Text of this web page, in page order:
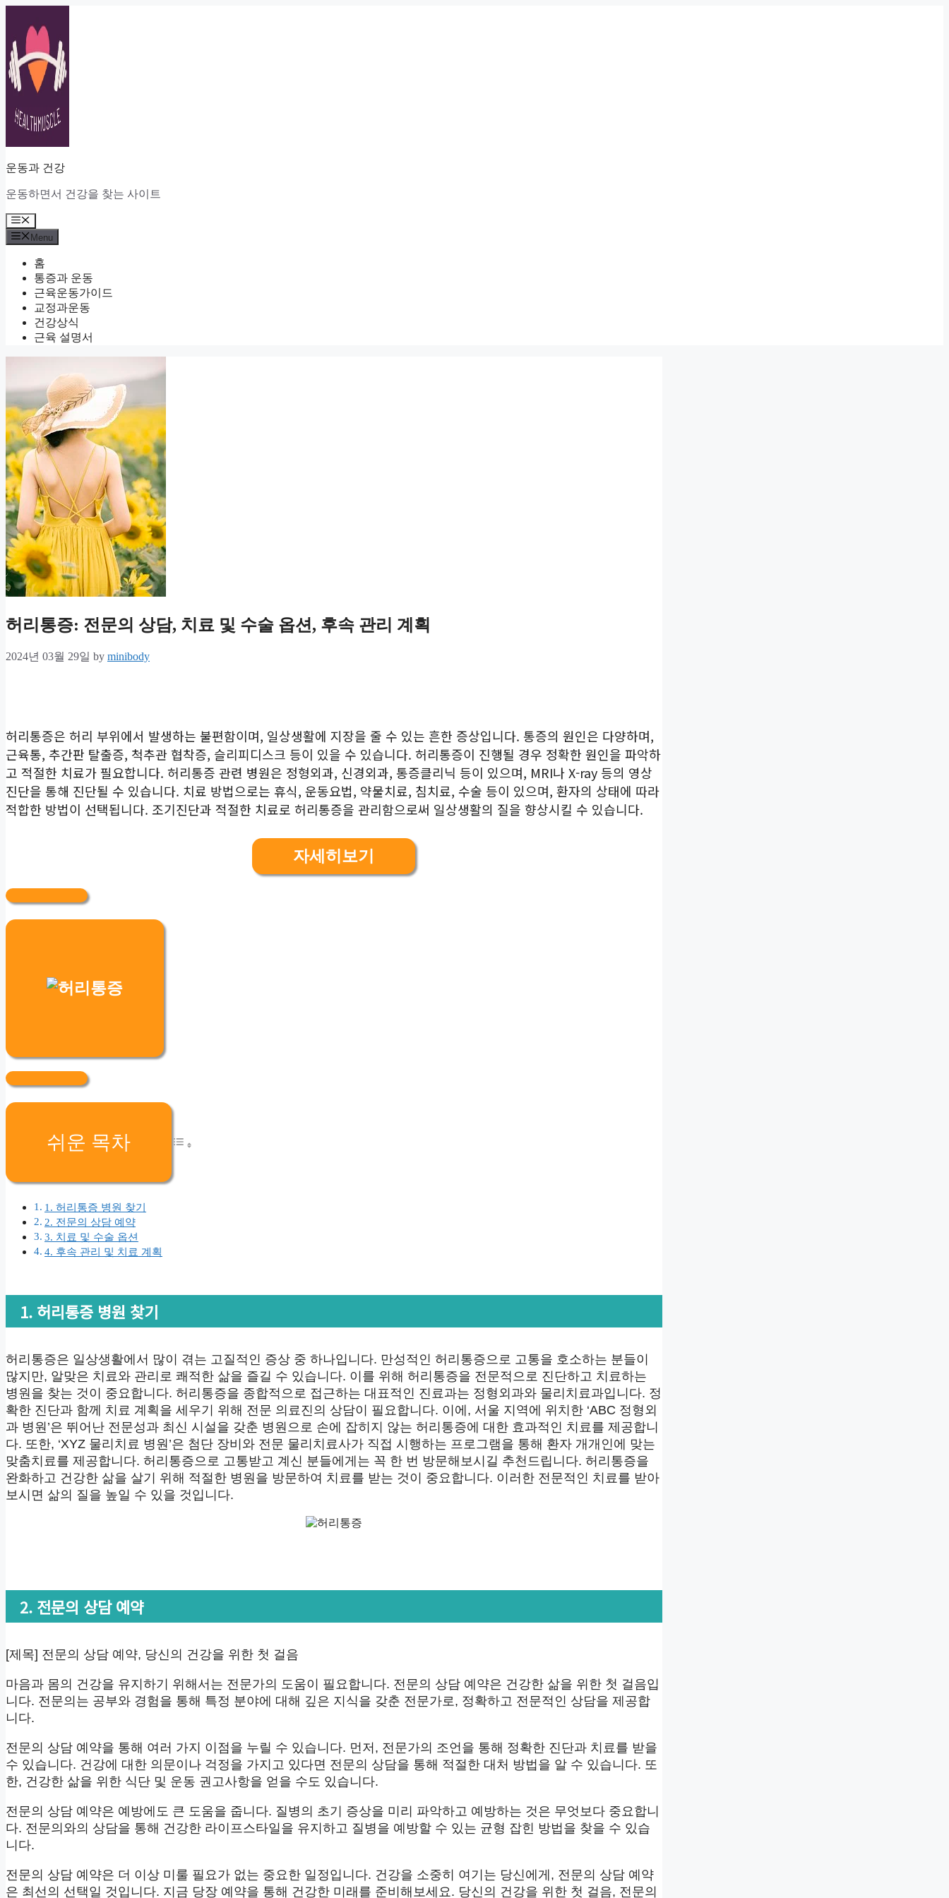
content
운동과 건강
운동하면서 건강을 찾는 사이트
Menu
Menu
홈
통증과 운동
근육운동가이드
교정과운동
건강상식
근육 설명서
허리통증: 전문의 상담, 치료 및 수술 옵션, 후속 관리 계획
2024년 03월 29일 by minibody
허리통증은 허리 부위에서 발생하는 불편함이며, 일상생활에 지장을 줄 수 있는 흔한 증상입니다. 통증의 원인은 다양하며,
근육통, 추간판 탈출증, 척추관 협착증, 슬리피디스크 등이 있을 수 있습니다. 허리통증이 진행될 경우 정확한 원인을 파악하
고 적절한 치료가 필요합니다. 허리통증 관련 병원은 정형외과, 신경외과, 통증클리닉 등이 있으며, MRI나 X-ray 등의 영상
진단을 통해 진단될 수 있습니다. 치료 방법으로는 휴식, 운동요법, 약물치료, 침치료, 수술 등이 있으며, 환자의 상태에 따라
적합한 방법이 선택됩니다. 조기진단과 적절한 치료로 허리통증을 관리함으로써 일상생활의 질을 향상시킬 수 있습니다.
자세히보기
쉬운 목차
1. 허리통증 병원 찾기
2. 전문의 상담 예약
3. 치료 및 수술 옵션
4. 후속 관리 및 치료 계획
1. 허리통증 병원 찾기
허리통증은 일상생활에서 많이 겪는 고질적인 증상 중 하나입니다. 만성적인 허리통증으로 고통을 호소하는 분들이
많지만, 알맞은 치료와 관리로 쾌적한 삶을 즐길 수 있습니다. 이를 위해 허리통증을 전문적으로 진단하고 치료하는
병원을 찾는 것이 중요합니다. 허리통증을 종합적으로 접근하는 대표적인 진료과는 정형외과와 물리치료과입니다. 정
확한 진단과 함께 치료 계획을 세우기 위해 전문 의료진의 상담이 필요합니다. 이에, 서울 지역에 위치한 ‘ABC 정형외
과 병원’은 뛰어난 전문성과 최신 시설을 갖춘 병원으로 손에 잡히지 않는 허리통증에 대한 효과적인 치료를 제공합니
다. 또한, ‘XYZ 물리치료 병원’은 첨단 장비와 전문 물리치료사가 직접 시행하는 프로그램을 통해 환자 개개인에 맞는
맞춤치료를 제공합니다. 허리통증으로 고통받고 계신 분들에게는 꼭 한 번 방문해보시길 추천드립니다. 허리통증을
완화하고 건강한 삶을 살기 위해 적절한 병원을 방문하여 치료를 받는 것이 중요합니다. 이러한 전문적인 치료를 받아
보시면 삶의 질을 높일 수 있을 것입니다.
2. 전문의 상담 예약
[제목] 전문의 상담 예약, 당신의 건강을 위한 첫 걸음
마음과 몸의 건강을 유지하기 위해서는 전문가의 도움이 필요합니다. 전문의 상담 예약은 건강한 삶을 위한 첫 걸음입
니다. 전문의는 공부와 경험을 통해 특정 분야에 대해 깊은 지식을 갖춘 전문가로, 정확하고 전문적인 상담을 제공합
니다.
전문의 상담 예약을 통해 여러 가지 이점을 누릴 수 있습니다. 먼저, 전문가의 조언을 통해 정확한 진단과 치료를 받을
수 있습니다. 건강에 대한 의문이나 걱정을 가지고 있다면 전문의 상담을 통해 적절한 대처 방법을 알 수 있습니다. 또
한, 건강한 삶을 위한 식단 및 운동 권고사항을 얻을 수도 있습니다.
전문의 상담 예약은 예방에도 큰 도움을 줍니다. 질병의 초기 증상을 미리 파악하고 예방하는 것은 무엇보다 중요합니
다. 전문의와의 상담을 통해 건강한 라이프스타일을 유지하고 질병을 예방할 수 있는 균형 잡힌 방법을 찾을 수 있습
니다.
전문의 상담 예약은 더 이상 미룰 필요가 없는 중요한 일정입니다. 건강을 소중히 여기는 당신에게, 전문의 상담 예약
은 최선의 선택일 것입니다. 지금 당장 예약을 통해 건강한 미래를 준비해보세요. 당신의 건강을 위한 첫 걸음, 전문의